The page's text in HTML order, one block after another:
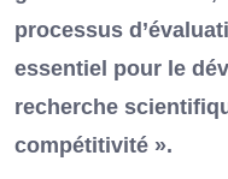
processus
essentiel pour le
recherche
compétitivité ».